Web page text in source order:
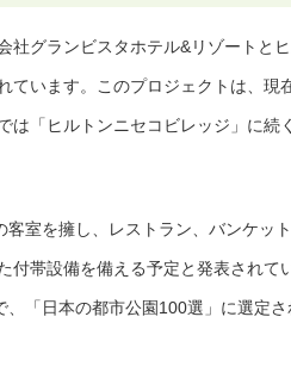
社グランビスタホテル&リゾートと
ています。このプロジェクトは、現
は「ヒルトンニセコビレッジ」に続
室を擁し、レストラン、バンケッ
付帯設備を備える予定と発表され
「日本の都市公園100選」に選定